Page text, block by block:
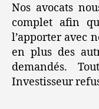
Nos avocats
complet afin
l’apporter avec
en plus des
demandés.
Investisseur